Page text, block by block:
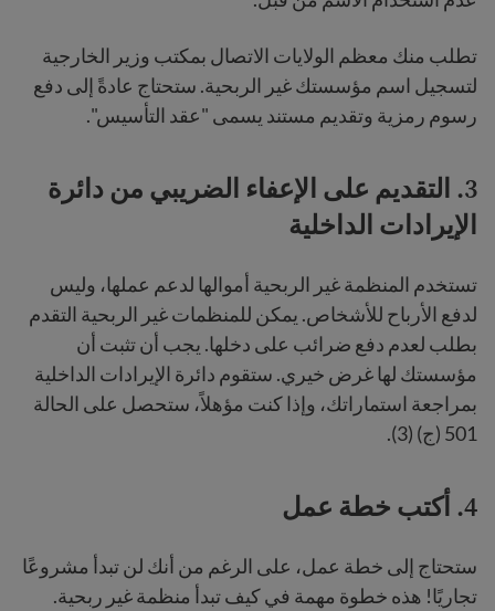
تطلب منك معظم الولايات الاتصال بمكتب وزير الخارجية
لتسجيل اسم مؤسستك غير الربحية. ستحتاج عادةً إلى دفع
رسوم رمزية وتقديم مستند يسمى "عقد التأسيس".
3. التقديم على الإعفاء الضريبي من دائرة
الإيرادات الداخلية
تستخدم المنظمة غير الربحية أموالها لدعم عملها، وليس
لدفع الأرباح للأشخاص. يمكن للمنظمات غير الربحية التقدم
بطلب لعدم دفع ضرائب على دخلها. يجب أن تثبت أن
مؤسستك لها غرض خيري. ستقوم دائرة الإيرادات الداخلية
بمراجعة استماراتك، وإذا كنت مؤهلاً، ستحصل على الحالة
501 (ج) (3).
4. أكتب خطة عمل
ستحتاج إلى خطة عمل، على الرغم من أنك لن تبدأ مشروعًا
تجاريًا! هذه خطوة مهمة في كيف تبدأ منظمة غير ربحية.